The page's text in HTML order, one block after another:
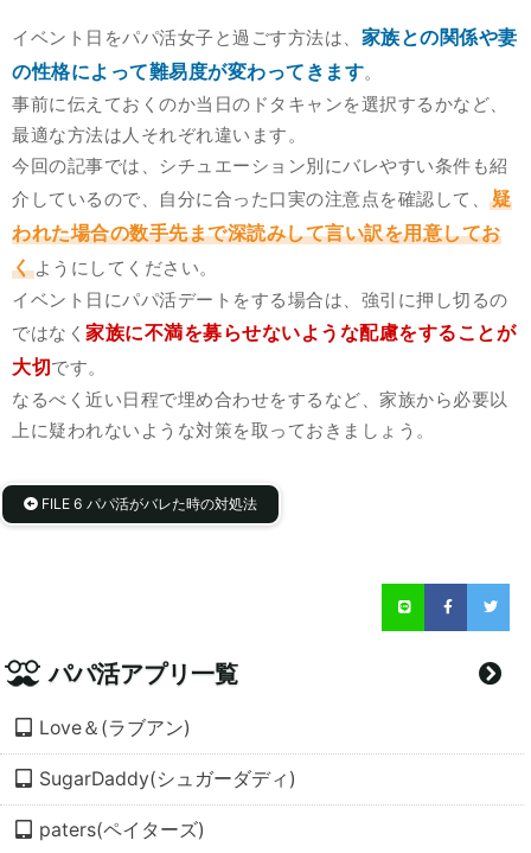
イベント日をパパ活女子と過ごす方法は、 家族との関係や妻
の性格によって難易度が変わってきます。
事前に伝えておくのか当日のドタキャンを選択するかなど、
最適な方法は人それぞれ違います。
今回の記事では、シチュエーション別にバレやすい条件も紹
介しているので、自分に合った口実の注意点を確認して、
疑
われた場合の数手先まで深読みして言い訳を用意してお
くようにしてください。
イベント日にパパ活デートをする場合は、強引に押し切るの
ではなく 家族に不満を募らせないような配慮をすることが
大切です。
なるべく近い日程で埋め合わせをするなど、家族から必要以
上に疑われないような対策を取っておきましょう。
FILE 6 パパ活がバレた時の対処法
Facebook
Line
パパ活アプリ一覧
Love＆(ラブアン)
SugarDaddy(シュガーダディ)
paters(ペイターズ)